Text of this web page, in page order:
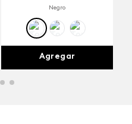
Negro
Agregar